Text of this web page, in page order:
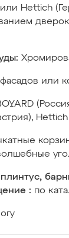
Hettich
или
: по